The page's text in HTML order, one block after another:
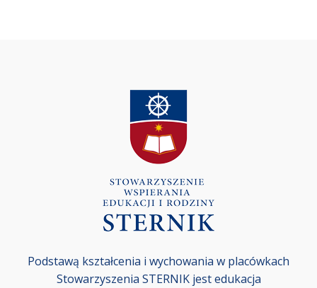
Podstawą kształcenia i wychowania w placówkach
Stowarzyszenia STERNIK jest edukacja